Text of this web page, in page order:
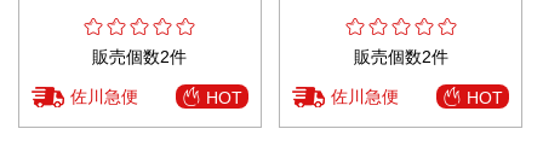
販売個数2件
佐川急便 HOT
販売個数2件
佐川急便 HOT